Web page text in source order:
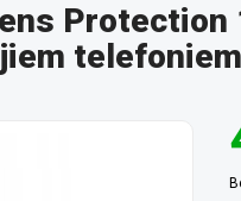
telefoniem